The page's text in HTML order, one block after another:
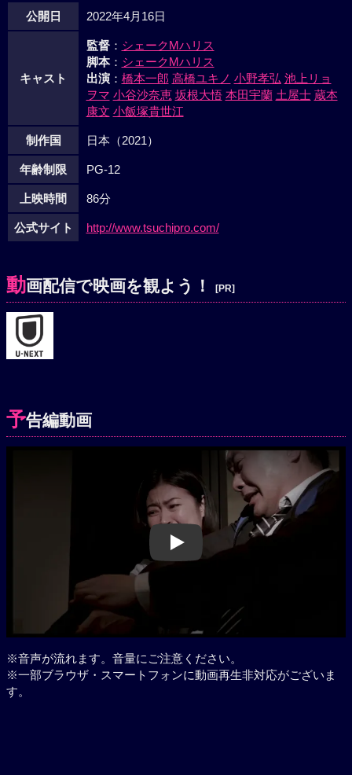
公開日 2022年4月16日
キャスト
監督： シェークMハリス
脚本： シェークMハリス
出演： 橋本一郎 高橋ユキノ 小野孝弘 池上リョ
ヲマ 小谷沙奈恵 坂根大悟 本田宇蘭 土屋士 蔵本
康文 小飯塚貴世江
制作国 日本（2021）
年齢制限 PG-12
上映時間 86分
公式サイト http://www.tsuchipro.com/
動画配信で映画を観よう！ [PR]
予告編動画
Play
※音声が流れます。音量にご注意ください。
※一部ブラウザ・スマートフォンに動画再生非対応がございま
す。